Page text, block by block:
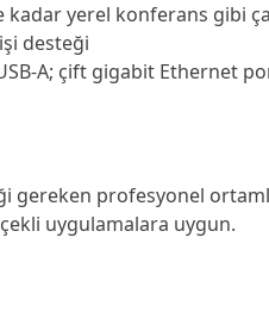
kadar yerel konferans gibi
desteği
çift gigabit Ethernet
gereken profesyonel
uygulamalara uygun.